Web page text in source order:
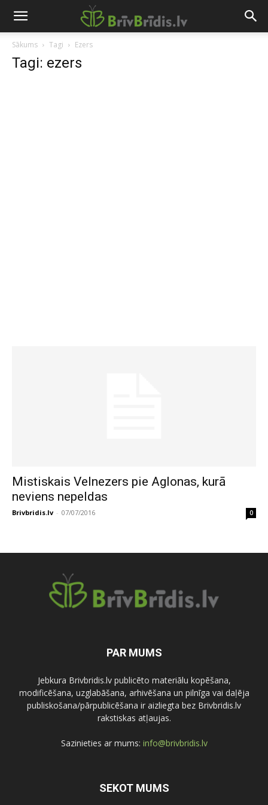
Sākums Tagi Ezers
Tagi: ezers
Mistiskais Velnezers pie Aglonas, kurā
neviens nepeldas
Brivbridis.lv - 07/07/2016 0
PAR MUMS
Jebkura Brivbridis.lv publicēto materiālu kopēšana,
modificēšana, uzglabāšana, arhivēšana un pilnīga vai daļēja
publiskošana/pārpublicēšana ir aizliegta bez Brivbridis.lv
rakstiskas atļaujas.
Sazinieties ar mums: info@brivbridis.lv
SEKOT MUMS